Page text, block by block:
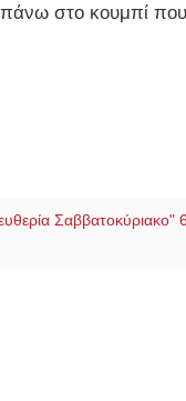
πάνω στο κουμπί
Σαββατοκύριακο"